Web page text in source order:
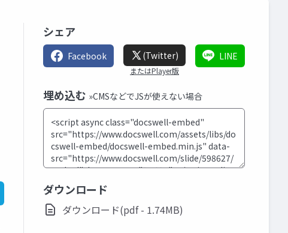
シェア
Facebook (Twitter)
またはPlayer版
LINE
埋め込む »CMSなどでJSが使えない場合
ダウンロード
ダウンロード(pdf - 1.74MB)